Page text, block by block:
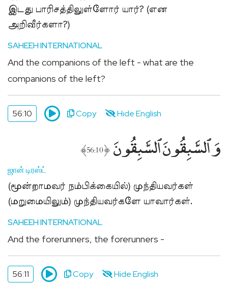
இடது பாரிசத்திலுள்ளோர் யார்? (என
அறிவீர்களா?)
SAHEEH INTERNATIONAL
And the companions of the left - what are the
companions of the left?
56:10 Copy Hide English
وَٱلسَّٰبِقُونَ ٱلسَّٰبِقُونَ ﴿56:10﴾
ஜான் டிரஸ்ட்
(மூன்றாமவர் நம்பிக்கையில்) முந்தியவர்கள்
(மறுமையிலும்) முந்தியவர்களே யாவார்கள்.
SAHEEH INTERNATIONAL
And the forerunners, the forerunners -
56:11 Copy Hide English